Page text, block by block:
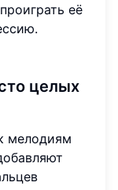
её
целых
мелодиям